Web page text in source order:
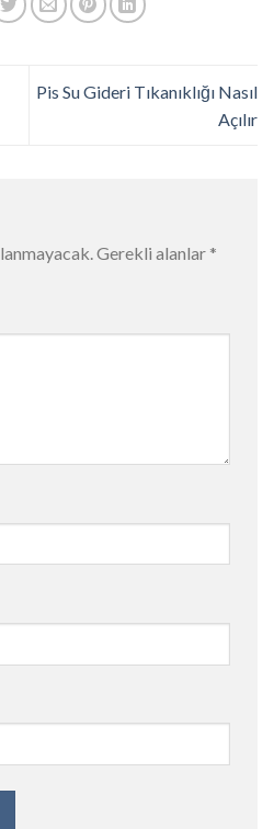
Pis Su Gideri Tıkanıklığı Nasıl
Açılır
Gerekli alanlar *